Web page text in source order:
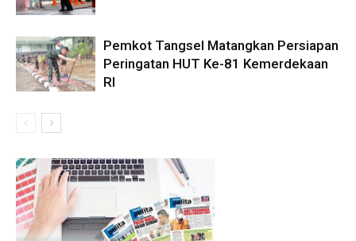
Pemkot Tangsel Matangkan Persiapan
Peringatan HUT Ke-81 Kemerdekaan
RI